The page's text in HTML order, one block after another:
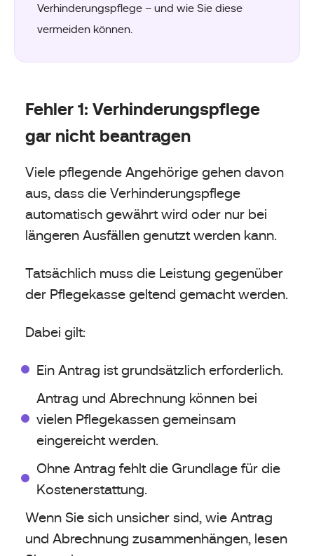
Verhinderungspflege – und wie Sie diese
vermeiden können.
Fehler 1: Verhinderungspflege
gar nicht beantragen
Viele pflegende Angehörige gehen davon
aus, dass die Verhinderungspflege
automatisch gewährt wird oder nur bei
längeren Ausfällen genutzt werden kann.
Tatsächlich muss die Leistung gegenüber
der Pflegekasse geltend gemacht werden.
Dabei gilt:
Ein Antrag ist grundsätzlich erforderlich.
Antrag und Abrechnung können bei
vielen Pflegekassen gemeinsam
eingereicht werden.
Ohne Antrag fehlt die Grundlage für die
Kostenerstattung.
Wenn Sie sich unsicher sind, wie Antrag
und Abrechnung zusammenhängen, lesen